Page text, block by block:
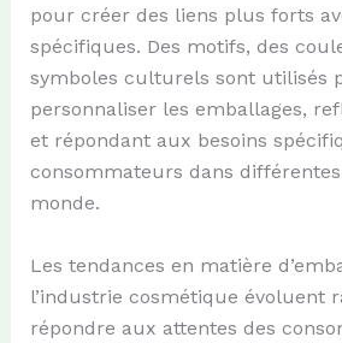
pour créer des liens plus forts
spécifiques. Des motifs, des
symboles culturels sont utilisés
personnaliser les emballages,
et répondant aux besoins
consommateurs dans
monde.
Les tendances en matière
l’industrie cosmétique évoluent
répondre aux attentes des